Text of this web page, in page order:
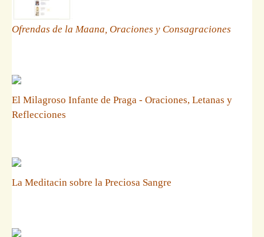
Ofrendas de la Maana, Oraciones y Consagraciones
El Milagroso Infante de Praga - Oraciones, Letanas y
Reflecciones
La Meditacin sobre la Preciosa Sangre